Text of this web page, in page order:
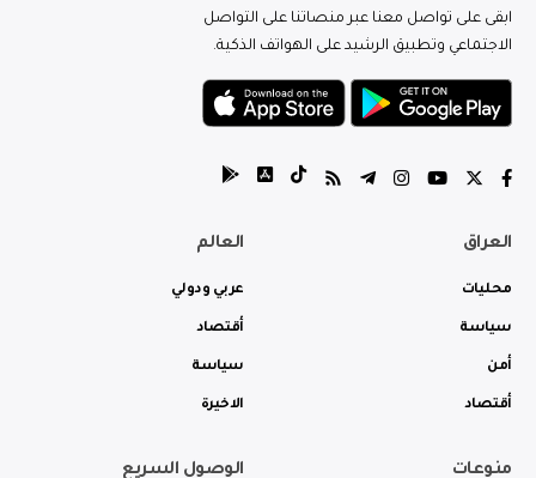
ابقى على تواصل معنا عبر منصاتنا على التواصل
الاجتماعي وتطبيق الرشيد على الهواتف الذكية.
العراق
محليات
سياسة
أمن
أقتصاد
العالم
عربي ودولي
أقتصاد
سياسة
الاخيرة
منوعات الوصول السريع